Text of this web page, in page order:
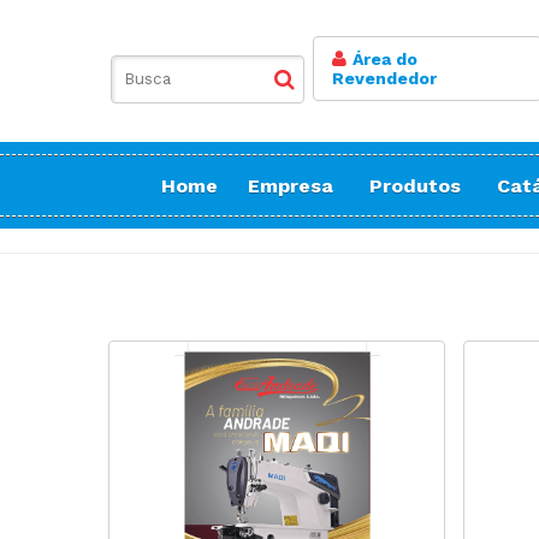
Home Empresa Produtos
Doméstica
Doméstica
Doméstica
Detector de
Área do
Revendedor